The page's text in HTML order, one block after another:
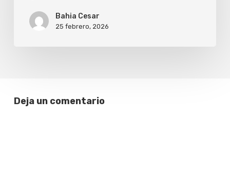
Bahia Cesar
25 febrero, 2026
Deja un comentario